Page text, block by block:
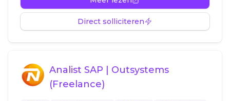
Direct solliciteren
Analist SAP | Outsystems
(Freelance)